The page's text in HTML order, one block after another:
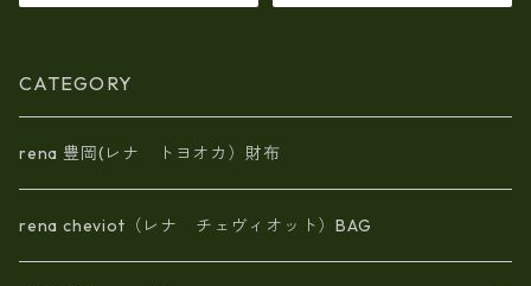
ンズショルダー bz-16453
CATEGORY
rena 豊岡(レナ トヨオカ）財布
rena cheviot（レナ チェヴィオット）BAG